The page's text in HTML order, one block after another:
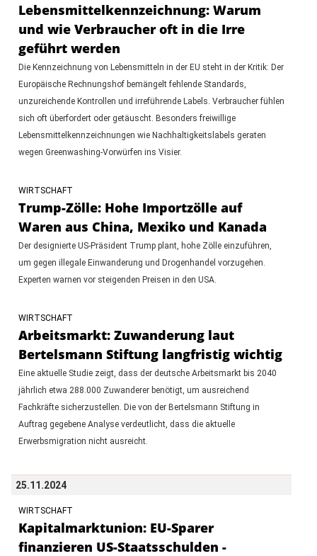
Lebensmittelkennzeichnung: Warum
und wie Verbraucher oft in die Irre
geführt werden
Die Kennzeichnung von Lebensmitteln in der EU steht in der Kritik: Der
Europäische Rechnungshof bemängelt fehlende Standards,
unzureichende Kontrollen und irreführende Labels. Verbraucher fühlen
sich oft überfordert oder getäuscht. Besonders freiwillige
Lebensmittelkennzeichnungen wie Nachhaltigkeitslabels geraten
wegen Greenwashing-Vorwürfen ins Visier.
WIRTSCHAFT
Trump-Zölle: Hohe Importzölle auf
Waren aus China, Mexiko und Kanada
Der designierte US-Präsident Trump plant, hohe Zölle einzuführen,
um gegen illegale Einwanderung und Drogenhandel vorzugehen.
Experten warnen vor steigenden Preisen in den USA.
WIRTSCHAFT
Arbeitsmarkt: Zuwanderung laut
Bertelsmann Stiftung langfristig wichtig
Eine aktuelle Studie zeigt, dass der deutsche Arbeitsmarkt bis 2040
jährlich etwa 288.000 Zuwanderer benötigt, um ausreichend
Fachkräfte sicherzustellen. Die von der Bertelsmann Stiftung in
Auftrag gegebene Analyse verdeutlicht, dass die aktuelle
Erwerbsmigration nicht ausreicht.
25.11.2024
WIRTSCHAFT
Kapitalmarktunion: EU-Sparer
finanzieren US-Staatsschulden -